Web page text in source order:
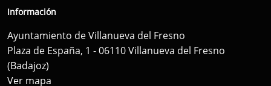
Información
Ayuntamiento de Villanueva del Fresno
Plaza de España, 1 - 06110 Villanueva del Fresno
(Badajoz)
Ver mapa